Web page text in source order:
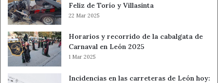
Feliz de Torío y Villasinta
22 Mar 2025
Horarios y recorrido de la cabalgata de
Carnaval en León 2025
1 Mar 2025
Incidencias en las carreteras de León hoy: